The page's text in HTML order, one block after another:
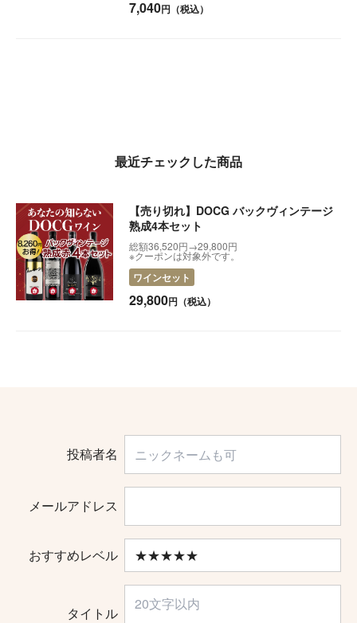
7,040円（税込）
最近チェックした商品
【売り切れ】DOCG バックヴィンテージ
熟成4本セット
総額36,520円→29,800円
※クーポンは対象外です。
ワインセット
29,800円（税込）
投稿者名
メールアドレス
おすすめレベル
タイトル